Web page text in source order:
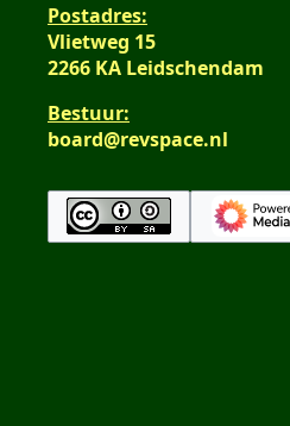
Postadres:
Vlietweg 15
2266 KA Leidschendam
Bestuur:
board@revspace.nl